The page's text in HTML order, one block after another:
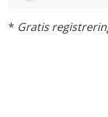
* Gratis